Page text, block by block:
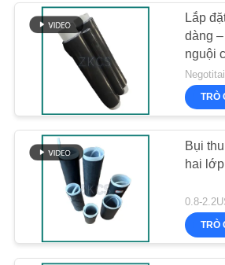
SƠ
ĐỒ
TRANG
CHÍNH
SÁCH
Tay áo bảo vệ
Lắp
dàng
nguội
điện
TRÒ
Bụi
hai lớp
TRÒ